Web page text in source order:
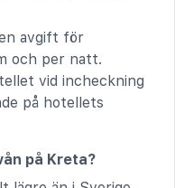
avgift för
och per natt.
vid incheckning
på hotellets
på Kreta?